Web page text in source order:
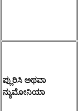
ಪ್ಲುರಿಸಿ ಅಥವಾ
ನ್ಯುಮೋನಿಯಾ